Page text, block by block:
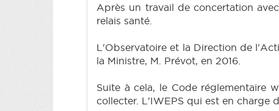
Après un travail de concertation
relais santé.
L'Observatoire et la Direction de
la Ministre, M. Prévot, en 2016.
Suite à cela, le Code réglementaire
collecter. L'IWEPS qui est en charge